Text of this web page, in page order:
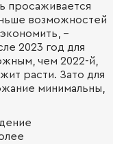
просаживается
возможностей
-
2023 год для
чем 2022-й,
расти. Зато для
минимальны,